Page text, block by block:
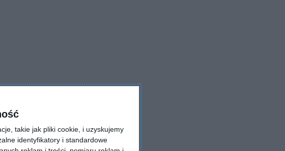
takie jak pliki cookie, i uzyskujemy
identyfikatory i standardowe